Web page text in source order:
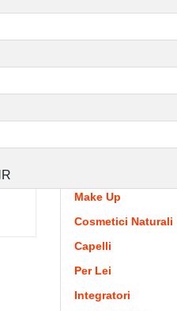
Vitamine e minerali
Olii Naturali
Gocce
Make Up
Cosmetici Naturali
Capelli
Per Lei
Integratori